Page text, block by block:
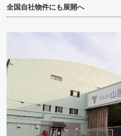
全国自社物件にも展開へ